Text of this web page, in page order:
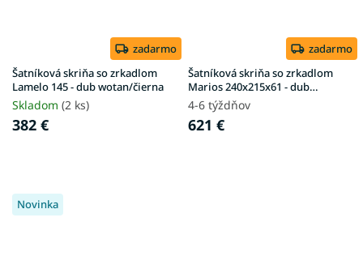
zadarmo
Šatníková skriňa so zrkadlom
Lamelo 145 - dub wotan/čierna
Skladom (2 ks)
382 €
zadarmo
Šatníková skriňa so zrkadlom
Marios 240x215x61 - dub
sonoma
4-6 týždňov
621 €
Novinka